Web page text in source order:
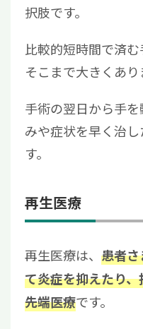
択肢です。
比較的短時間で済
そこまで大きくあり
手術の翌日から手
みや症状を早く治
す。
再生医療
再生医療は、 患者
て炎症を抑えたり
先端医療です。